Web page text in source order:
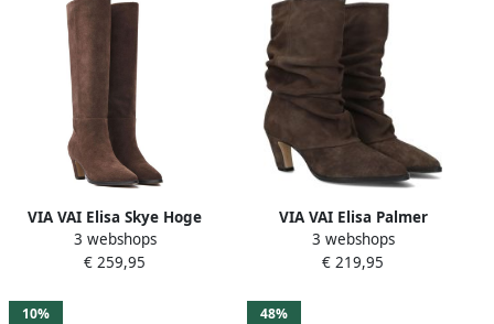
VIA VAI Elisa Skye Hoge
Laarzen Dames Suède Bruin
3 webshops
€ 259,95
VIA VAI Elisa Palmer
Enkellaarsjes Dames Suède
Bruin
3 webshops
€ 219,95
10% 48%